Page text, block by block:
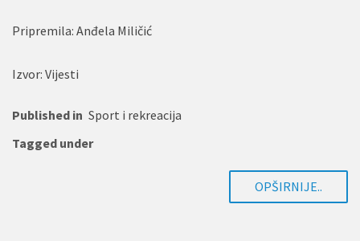
Pripremila: Anđela Miličić
Izvor: Vijesti
Published in Sport i rekreacija
Tagged under
OPŠIRNIJE..